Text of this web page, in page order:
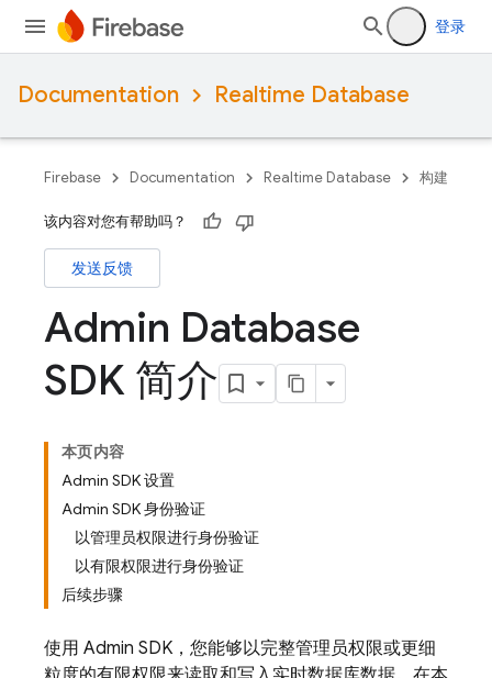
登录
Documentation Realtime Database
Firebase Documentation Realtime Database 构建
该内容对您有帮助吗？
发送反馈
Admin Database
SDK 简介
本页内容
Admin SDK 设置
Admin SDK 身份验证
以管理员权限进行身份验证
以有限权限进行身份验证
后续步骤
使用 Admin SDK，您能够以完整管理员权限或更细